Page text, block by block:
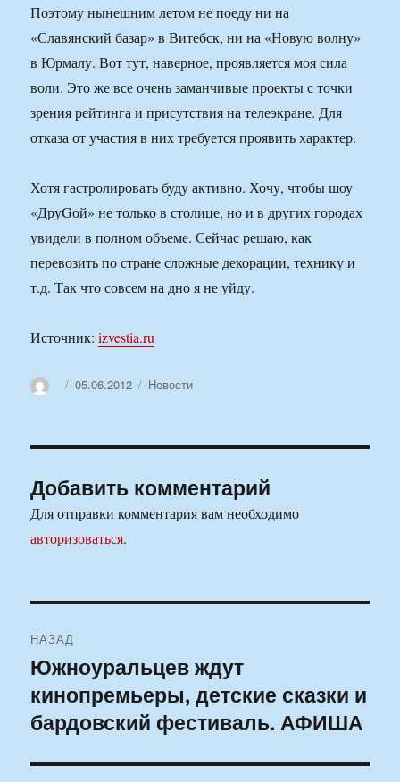
Поэтому нынешним летом не поеду ни на
«Славянский базар» в Витебск, ни на «Новую волну»
в Юрмалу. Вот тут, наверное, проявляется моя сила
воли. Это же все очень заманчивые проекты с точки
зрения рейтинга и присутствия на телеэкране. Для
отказа от участия в них требуется проявить характер.
Хотя гастролировать буду активно. Хочу, чтобы шоу
«ДруGой» не только в столице, но и в других городах
увидели в полном объеме. Сейчас решаю, как
перевозить по стране сложные декорации, технику и
т.д. Так что совсем на дно я не уйду.
Источник:izvestia.ru
АвторОпубликовано
05.06.2012 Рубрики
Новости
Добавить комментарий
Для отправки комментария вам необходимо
авторизоваться.
по
записям
НАЗАД
Предыдущая
запись:
Южноуральцев ждут
кинопремьеры, детские сказки и
бардовский фестиваль. АФИША